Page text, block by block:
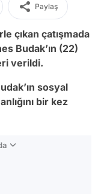
Paylaş
çıkan çatışmada
Budak’ın (22)
verildi.
sosyal
bir kez